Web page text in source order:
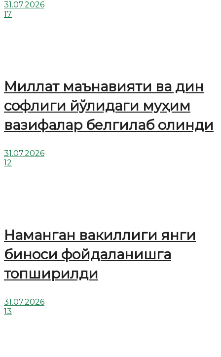
31.07.2026
17
Миллат маънавияти ва дин
софлиги йўлидаги муҳим
вазифалар белгилаб олинди
31.07.2026
12
Наманган вакиллиги янги
биноси фойдаланишга
топширилди
31.07.2026
13